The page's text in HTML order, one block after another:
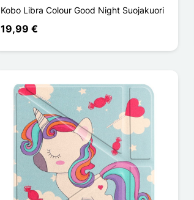
Kobo Libra Colour Good Night Suojakuori
19,99 €